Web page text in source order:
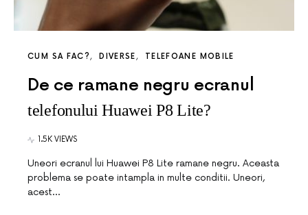
CUM SA FAC? DIVERSE TELEFOANE MOBILE
De ce ramane negru ecranul
telefonului Huawei P8 Lite?
1.5K VIEWS
Uneori ecranul lui Huawei P8 Lite ramane negru. Aceasta
problema se poate intampla in multe conditii. Uneori,
acest…